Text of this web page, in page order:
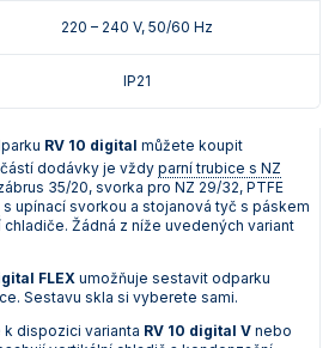
220 – 240 V, 50/60 Hz
IP21
RV 10 digital můžete koupit
dodávky je vždy parní trubice s NZ
35/20, svorka pro NZ 29/32, PTFE
s upínací svorkou a stojanová tyč s páskem
Žádná z níže uvedených variant
FLEX umožňuje sestavit odparku
Sestavu skla si vyberete sami.
dispozici varianta RV 10 digital V nebo